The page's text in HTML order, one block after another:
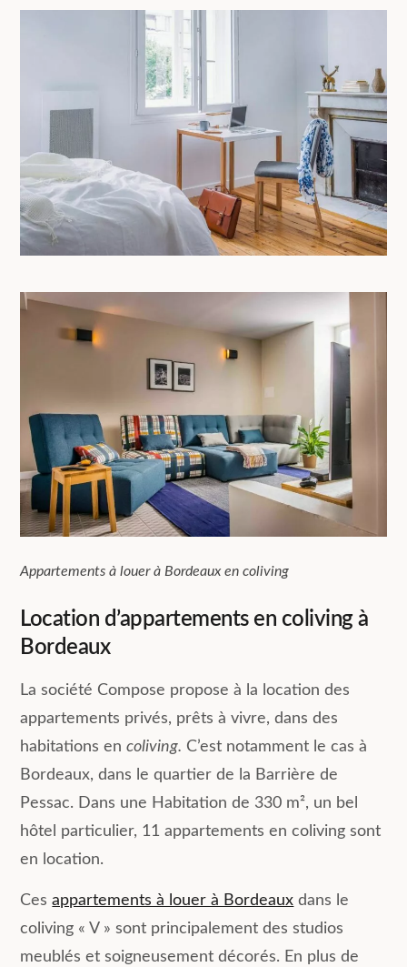
Appartements à louer à Bordeaux en coliving
Location d’appartements en coliving à
Bordeaux
La société Compose propose à la location des
appartements privés, prêts à vivre, dans des
habitations encoliving. C’est notamment le cas à
Bordeaux, dans le quartier de la Barrière de
Pessac. Dans une Habitation de 330 m², un bel
hôtel particulier, 11 appartements en coliving sont
en location.
Cesappartements à louer à Bordeaux dans le
coliving « V » sont principalement des studios
meublés et soigneusement décorés. En plus de